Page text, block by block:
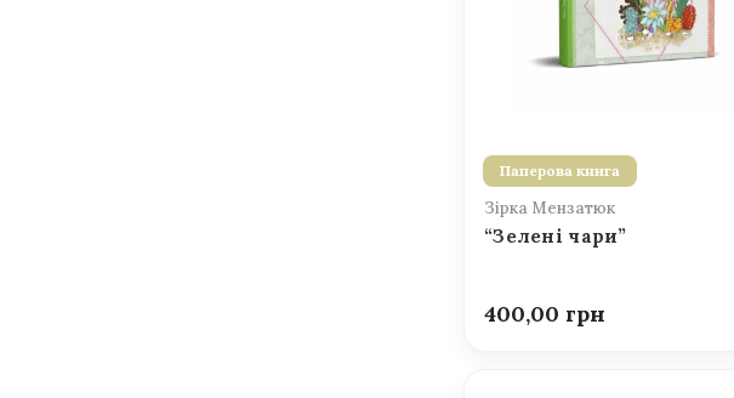
Паперова книга
Зірка Мензатюк
“Зелені чари”
400,00